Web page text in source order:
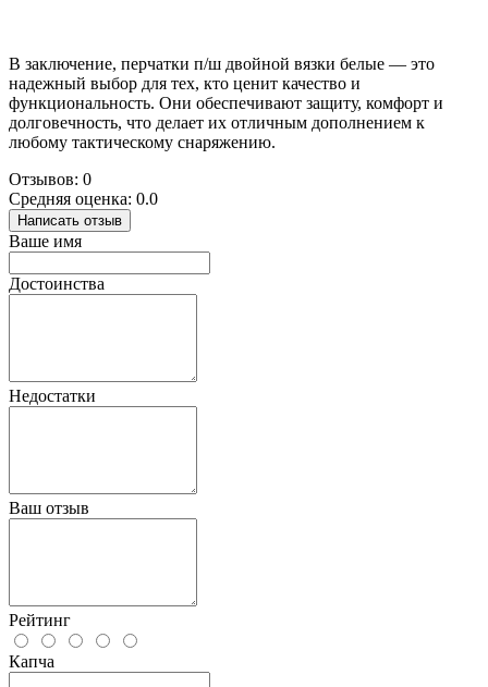
В заключение, перчатки п/ш двойной вязки белые — это
надежный выбор для тех, кто ценит качество и
функциональность. Они обеспечивают защиту, комфорт и
долговечность, что делает их отличным дополнением к
любому тактическому снаряжению.
Отзывов: 0
Средняя оценка: 0.0
Написать отзыв
Ваше имя
Достоинства
Недостатки
Ваш отзыв
Рейтинг
Капча